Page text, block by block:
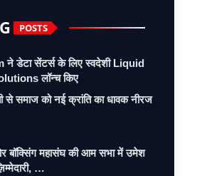
POSTS
डेटा सेंटर्स के लिए स्वदेशी Liquid
लॉन्च किए
से समाज को नई क्रांति का धावक नीरज
बॉक्सिंग महासंघ की आम सभा में उमेश
…